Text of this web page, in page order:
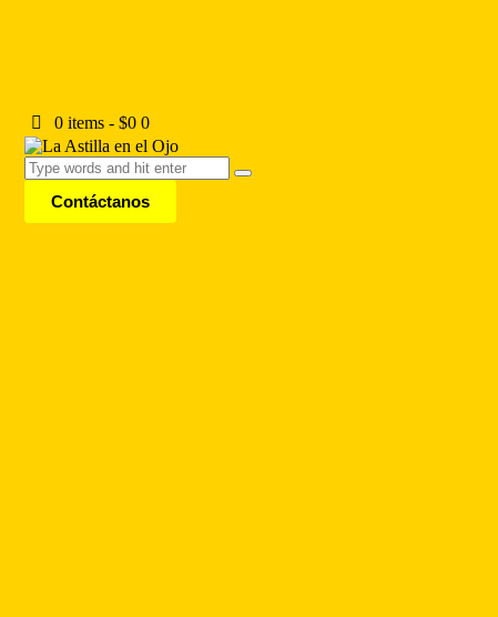
0 items- $0 0
Contáctanos